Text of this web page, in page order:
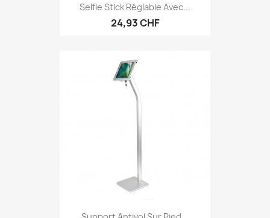
Selfie Stick Réglable Avec...
24,93 CHF